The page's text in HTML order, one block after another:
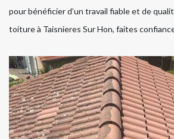
pour bénéficier d’un travail fiable et de
toiture à Taisnieres Sur Hon, faites